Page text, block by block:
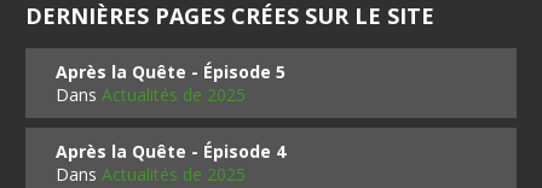
DERNIÈRES PAGES CRÉES SUR LE SITE
Après la Quête - Épisode 5
DansActualités de 2025
Après la Quête - Épisode 4
DansActualités de 2025